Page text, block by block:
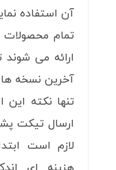
آن استفاده
تمام
ارائه می‌ شوند
آخرین نسخه‌ ها
تنها نکته
لازم است